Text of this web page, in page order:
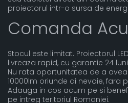
proiectorul intr-o sursa de
Comanda
Stocul este limitat. Proiectorul
livreaza rapid, cu garantie 24
Nu rata oportunitatea de a
10000lm oriunde ai nevoie, fara
Adauga in cos acum pe si
pe intreg teritoriul Romaniei.